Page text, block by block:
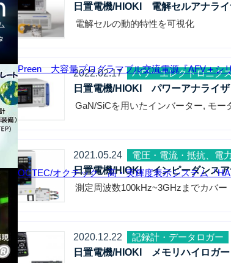
Preen 大容量プログラマブル交流電源『AFV＋シリ
OCTEC/オクテック 高・実輝度表示システム『
日置電機/HIOKI 電解セルアナラ
電解セルの動的特性を可視化
2022.02.17
パワーエレクトロニク
日置電機/HIOKI パワーアナライ
GaN/SiCを用いたインバーター, モー
2021.05.24
電圧・電流・抵抗、電
日置電機/HIOKI インピーダンスア
測定周波数100kHz~3GHzまでカバー
2020.12.22
記録計・データロガー
日置電機/HIOKI メモリハイロガ